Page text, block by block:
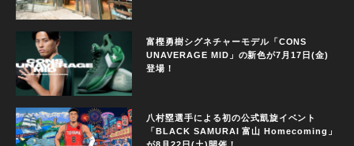
富樫勇樹シグネチャーモデル「CONS
UNAVERAGE MID」の新色が7月17日(金)
登場！
八村塁選手による初の公式凱旋イベント
「BLACK SAMURAI 富山 Homecoming」